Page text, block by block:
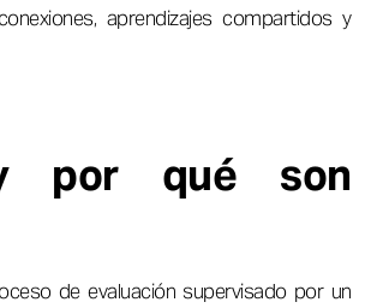
aprendizajes compartidos y
por qué son
de evaluación supervisado por un